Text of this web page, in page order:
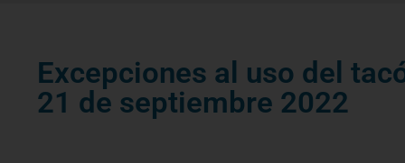
Excepciones al uso del
21 de septiembre 2022